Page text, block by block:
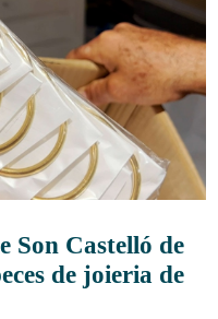
Son Castelló de
de joieria de